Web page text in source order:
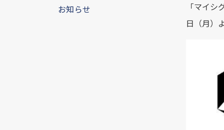
お知らせ
「マイ
日（月）